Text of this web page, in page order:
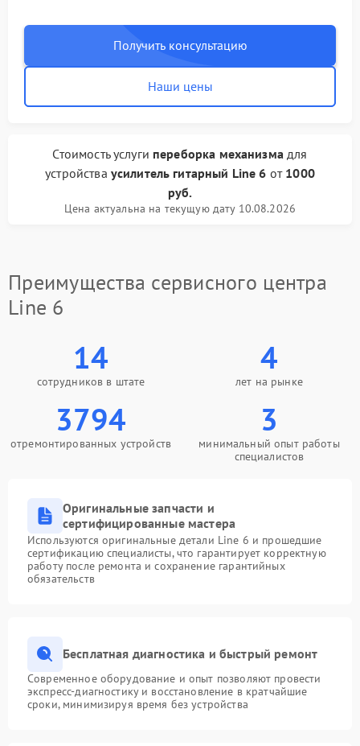
Получить консультацию
Наши цены
Стоимость услуги переборка механизма для
устройства усилитель гитарный Line 6 от 1000
руб.
Цена актуальна на текущую дату 10.08.2026
Преимущества сервисного центра
Line 6
14
сотрудников в штате
4
лет на рынке
3794
отремонтированных устройств
3
минимальный опыт работы
специалистов
Оригинальные запчасти и
сертифицированные мастера
Используются оригинальные детали Line 6 и прошедшие
сертификацию специалисты, что гарантирует корректную
работу после ремонта и сохранение гарантийных
обязательств
Бесплатная диагностика и быстрый ремонт
Современное оборудование и опыт позволяют провести
экспресс-диагностику и восстановление в кратчайшие
сроки, минимизируя время без устройства